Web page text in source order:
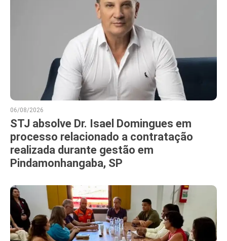
06/08/2026
STJ absolve Dr. Isael Domingues em
processo relacionado a contratação
realizada durante gestão em
Pindamonhangaba, SP